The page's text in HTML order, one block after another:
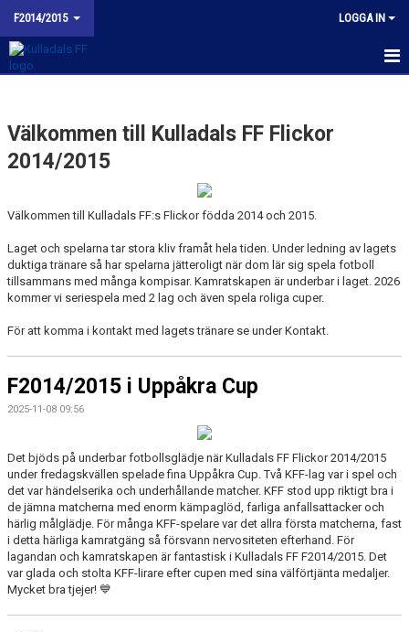
F2014/2015 LOGGA IN
NYHETER
KALENDER
MATCHER
TRUPPEN
BILDGALLERI
KONTAKT
Välkommen till Kulladals FF Flickor
2014/2015
Välkommen till Kulladals FF:s Flickor födda 2014 och 2015.
Laget och spelarna tar stora kliv framåt hela tiden. Under ledning av lagets
duktiga tränare så har spelarna jätteroligt när dom lär sig spela fotboll
tillsammans med många kompisar. Kamratskapen är underbar i laget. 2026
kommer vi seriespela med 2 lag och även spela roliga cuper.
För att komma i kontakt med lagets tränare se under Kontakt.
F2014/2015 i Uppåkra Cup
2025-11-08 09:56
Det bjöds på underbar fotbollsglädje när Kulladals FF Flickor 2014/2015
under fredagskvällen spelade fina Uppåkra Cup. Två KFF-lag var i spel och
det var händelserika och underhållande matcher. KFF stod upp riktigt bra i
de jämna matcherna med enorm kämpaglöd, farliga anfallsattacker och
härlig målglädje. För många KFF-spelare var det allra första matcherna, fast
i detta härliga kamratgäng så försvann nervositeten efterhand. För
lagandan och kamratskapen är fantastisk i Kulladals FF F2014/2015. Det
var glada och stolta KFF-lirare efter cupen med sina välförtjänta medaljer.
Mycket bra tjejer! 💙